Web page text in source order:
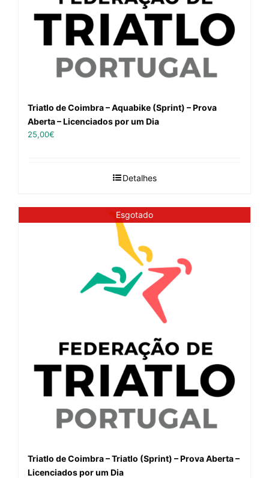
Triatlo de Coimbra – Aquabike (Sprint) – Prova
Aberta – Licenciados por um Dia
25,00€
Detalhes
Esgotado
Triatlo de Coimbra – Triatlo (Sprint) – Prova Aberta –
Licenciados por um Dia